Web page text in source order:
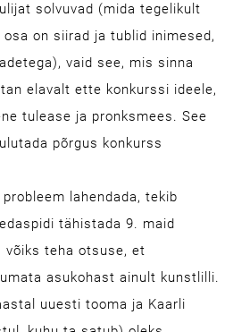
solvuvad (mida tegelikult
on siirad ja tublid inimesed,
vaid see, mis sinna
elavalt ette konkurssi ideele,
tulease ja pronksmees. See
põrgus konkurss
lahendada, tekib
tähistada 9. maid
võiks teha otsuse, et
asukohast ainult kunstlilli.
uuesti tooma ja Kaarli